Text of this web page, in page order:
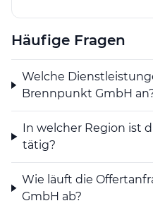
Unternehmen im In- und
ihrem Zweck in
Gesellschaft kann im In-
Grundeigentum
oder fremde Rechnung
Sicherheiten für
Gesellschaften abgeben.
Häufige Fragen
Welche
Brennpunkt GmbH
In welcher Region ist
tätig?
Wie läuft die
GmbH ab?